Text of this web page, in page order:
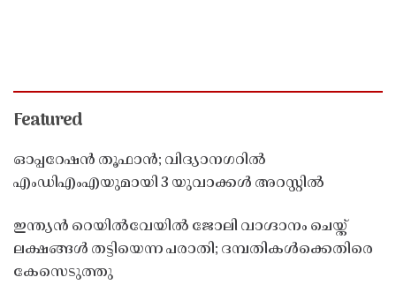
Featured
ഓപ്പറേഷൻ തൂഫാൻ; വിദ്യാനഗറിൽ
എംഡിഎംഎയുമായി 3 യുവാക്കൾ അറസ്റ്റിൽ
ഇന്ത്യൻ റെയിൽവേയിൽ ജോലി വാഗ്ദാനം ചെയ്ത്
ലക്ഷങ്ങൾ തട്ടിയെന്ന പരാതി; ദമ്പതികൾക്കെതിരെ
കേസെടുത്തു